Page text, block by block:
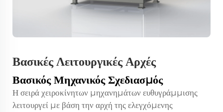
Βασικές Λειτουργικές Αρχές
Βασικός Μηχανικός Σχεδιασμός
Η σειρά χειροκίνητων μηχανημάτων ευθυγράμμισης
λειτουργεί με βάση την αρχή της ελεγχόμενης